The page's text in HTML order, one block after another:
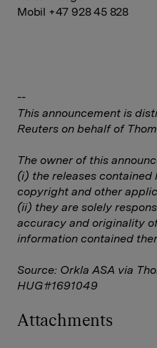
Mobil +47 928 45 828
--
This announcement is
Reuters on behalf of
The owner of this
(i) the releases
copyright and other
(ii) they are solely
accuracy and originality
information contained
Source: Orkla ASA via
HUG#1691049
Attachments